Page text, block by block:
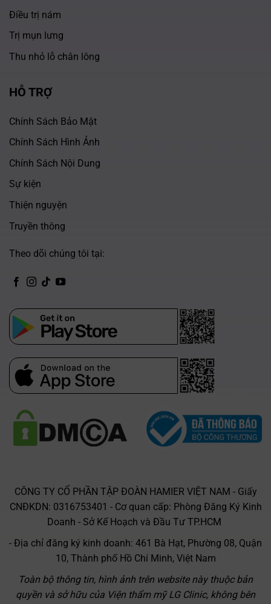
Điều trị nám
Trị mụn lưng
Thu nhỏ lỗ chân lông
HỖ TRỢ
Chính Sách Bảo Mật
Chính Sách Hình Ảnh
Chính Sách Nội Dung
Sự kiện
Thiện nguyện
Truyền thông
Theo dõi chúng tôi tại:
CH Play
App Store
CÔNG TY CỔ PHẦN TẬP ĐOÀN HAMIER VIỆT NAM - Giấy
CNĐKDN: 0316753401 - Cơ quan cấp: Phòng Đăng Ký Kinh
Doanh - Sở Kế Hoạch và Đầu Tư TP.HCM
- Địa chỉ đăng ký kinh doanh: 461 Bà Hạt, Phường 08, Quận
10, Thành phố Hồ Chí Minh, Việt Nam
Toàn bộ thông tin, hình ảnh trên website này thuộc bản
quyền và sở hữu của Viện thẩm mỹ LG Clinic, không bên